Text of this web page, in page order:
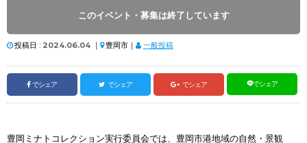
このイベント・募集は終了しています
開催時間 : 8:45 ～ 16:00
投稿日 : 2024.06.04 ｜ 豊岡市｜ 一般投稿
でシェア でシェア でシェア でシェア
豊岡ミナトコレクション実行委員会では、豊岡市港地域の自然・景観